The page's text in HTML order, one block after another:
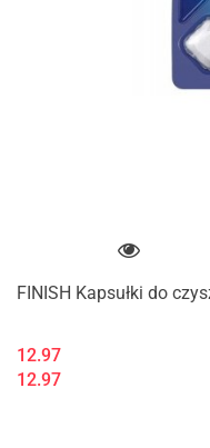
FINISH Kapsułki do
12.97
12.97